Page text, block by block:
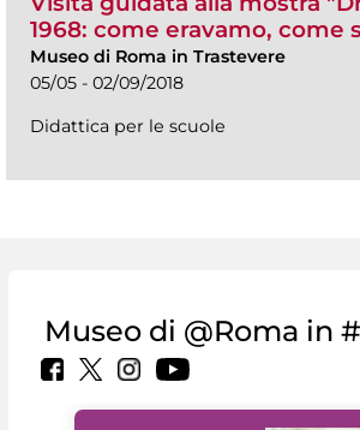
1968: come eravamo, come
Museo di Roma in Trastevere
05/05 - 02/09/2018
Didattica per le scuole
Museo di @Roma in